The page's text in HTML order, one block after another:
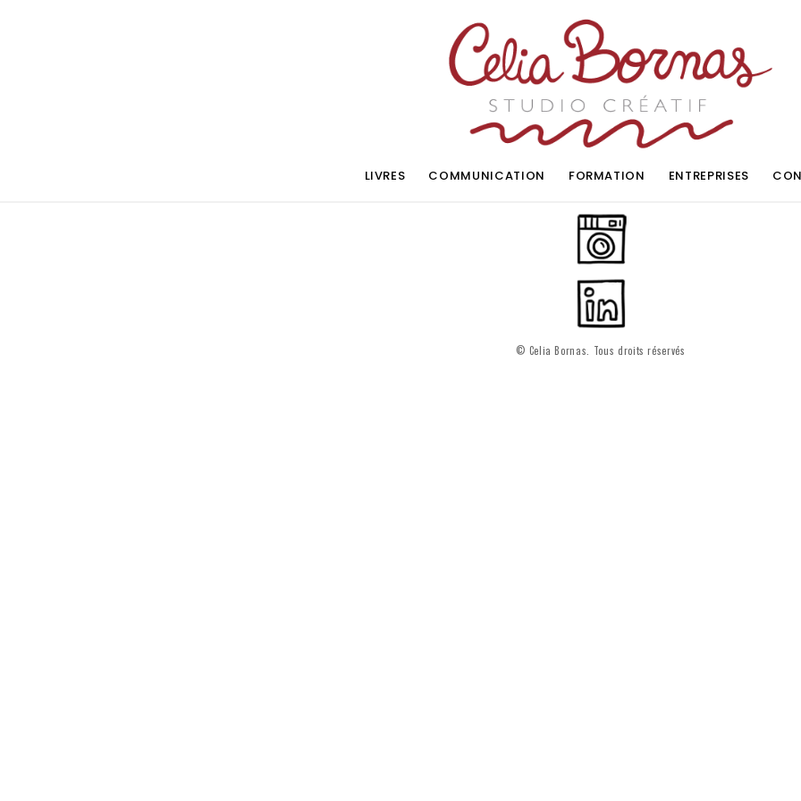
LIVRES COMMUNICATION FORMATION ENTREPRISES
© Celia Bornas. Tous droits réservés